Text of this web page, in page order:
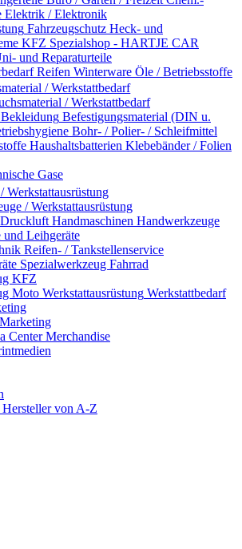
Elektrik / Elektronik
Fahrzeugschutz Heck- und
KFZ Spezialshop - HARTJE CAR
und Reparaturteile
Reifen Winterware Öle / Betriebsstoffe
/ Werkstattbedarf
/ Werkstattbedarf
Befestigungsmaterial (DIN u.
Bohr- / Polier- / Schleifmittel
Haushaltsbatterien Klebebänder / Folien
Gase
Werkstattausrüstung
/ Werkstattausrüstung
Druckluft Handmaschinen Handwerkzeuge
Leihgeräte
Reifen- / Tankstellenservice
Spezialwerkzeug Fahrrad
KFZ
Moto Werkstattausrüstung Werkstattbedarf
Center Merchandise
von A-Z